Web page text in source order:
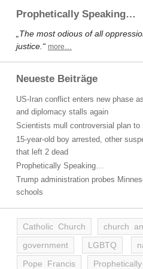
Prophetically Speaking…
„The most odious of all
justice.“ more…
Neueste Beiträge
US-Iran conflict enters new phase
and diplomacy stalls again
Scientists mull controversial plan to
15-year-old boy arrested, other
that left 2 dead
Prophetically Speaking…
Trump administration probes
schools
Catholic Church church
government
LGBTQ
Pope Francis